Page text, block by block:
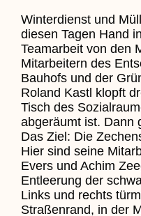
Winterdienst und
diesen Tagen Hand
Teamarbeit von den
Mitarbeitern des
Bauhofs und der
Roland Kastl klopft
Tisch des
abgeräumt ist. Dann
Das Ziel: Die
Hier sind seine
Evers und Achim
Entleerung der
Links und rechts
Straßenrand, in der